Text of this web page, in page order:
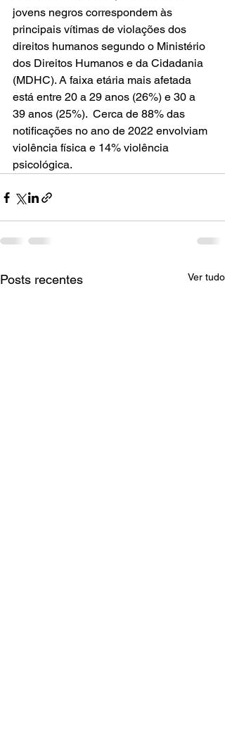
jovens negros correspondem às
principais vítimas de violações dos
direitos humanos segundo o Ministério
dos Direitos Humanos e da Cidadania
(MDHC). A faixa etária mais afetada
está entre 20 a 29 anos (26%) e 30 a
39 anos (25%).  Cerca de 88% das
notificações no ano de 2022 envolviam
violência física e 14% violência
psicológica.
Posts recentes Ver tudo